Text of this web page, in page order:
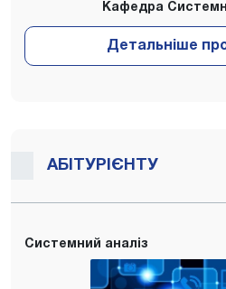
Кафедра
АБІТУРІЄНТУ
Системний аналіз